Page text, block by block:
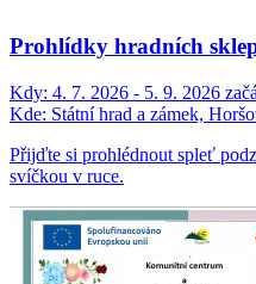
Prohlídky hradních
Kdy: 4. 7. 2026 - 5. 9. 2026
Kde: Státní hrad a zámek,
Přijďte si prohlédnout spleť
svíčkou v ruce.